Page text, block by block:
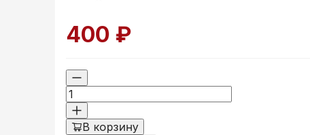
400 ₽
В корзину